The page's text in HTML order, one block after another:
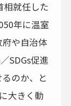
相就任した
年に温室
や自治体
SDGs促進
のか、と
大きく動